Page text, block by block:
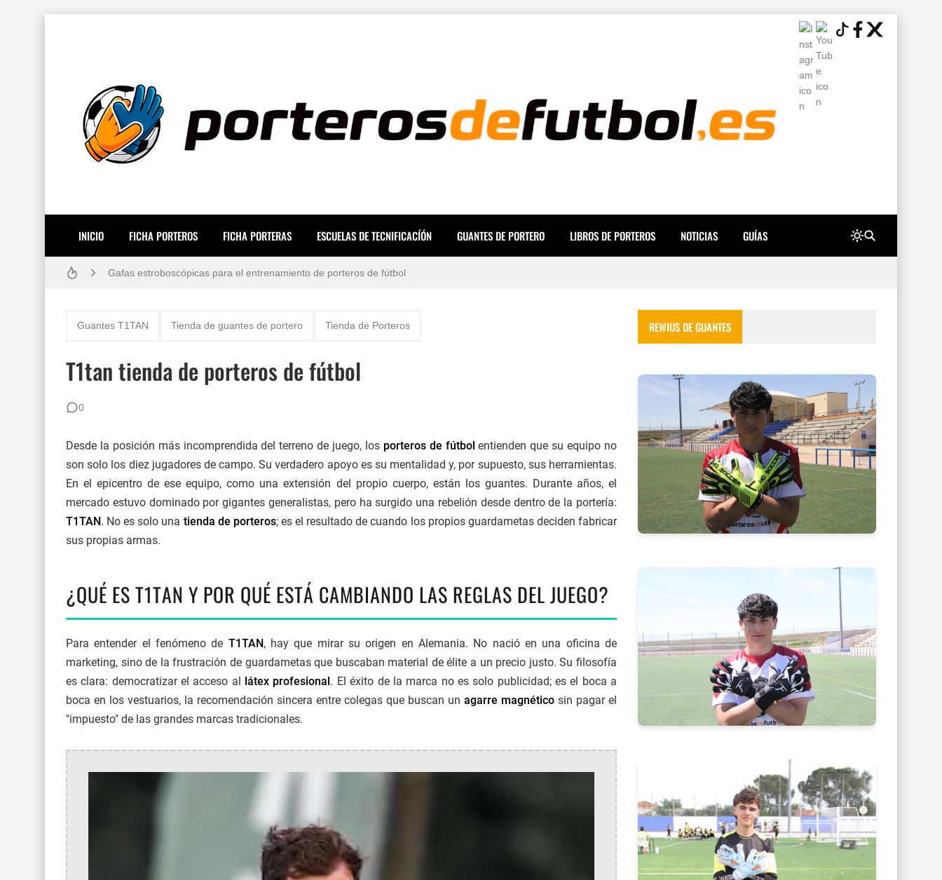
INICIO FICHA PORTEROS FICHA PORTERAS ESCUELAS DE TECNIFICACÍÓN GUANTES DE PORTERO LIBROS DE PORTEROS NOTICIAS GUÍAS
Resiliencia en Porteros: La Guía Definitiva para una Mente a Prueba de Errores
Cómo vendarse los dedos si eres portero: Técnicas para evitar lesiones
Gafas estroboscópicas para el entrenamiento de porteros de fútbol
¿Por qué los porteros usan el número 13? Historia, mitos y dorsales legendarios
80 ejercicios físicos para porteros de fútbol
Guantes T1TAN Tienda de guantes de portero Tienda de Porteros
T1tan tienda de porteros de fútbol
0
Desde la posición más incomprendida del terreno de juego, los porteros de fútbol entienden que su equipo no
son solo los diez jugadores de campo. Su verdadero apoyo es su mentalidad y, por supuesto, sus herramientas.
En el epicentro de ese equipo, como una extensión del propio cuerpo, están los guantes. Durante años, el
mercado estuvo dominado por gigantes generalistas, pero ha surgido una rebelión desde dentro de la portería:
T1TAN. No es solo una tienda de porteros; es el resultado de cuando los propios guardametas deciden fabricar
sus propias armas.
¿QUÉ ES T1TAN Y POR QUÉ ESTÁ CAMBIANDO LAS REGLAS DEL JUEGO?
Para entender el fenómeno de T1TAN, hay que mirar su origen en Alemania. No nació en una oficina de
marketing, sino de la frustración de guardametas que buscaban material de élite a un precio justo. Su filosofía
es clara: democratizar el acceso al látex profesional. El éxito de la marca no es solo publicidad; es el boca a
boca en los vestuarios, la recomendación sincera entre colegas que buscan un agarre magnético sin pagar el
"impuesto" de las grandes marcas tradicionales.
REWIUS DE GUANTES